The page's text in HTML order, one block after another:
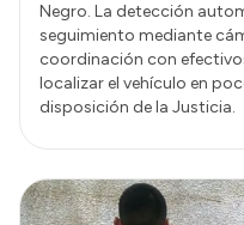
Negro. La detección
seguimiento mediante
coordinación con
localizar el vehículo en
disposición de la Justicia.